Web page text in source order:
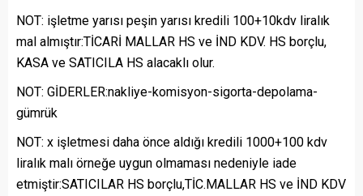
NOT: işletme yarısı peşin yarısı kredili 100+10kdv liralık
mal almıştır:TİCARİ MALLAR HS ve İND KDV. HS borçlu,
KASA ve SATICILA HS alacaklı olur.
NOT: GİDERLER:nakliye-komisyon-sigorta-depolama-
gümrük
NOT: x işletmesi daha önce aldığı kredili 1000+100 kdv
liralık malı örneğe uygun olmaması nedeniyle iade
etmiştir:SATICILAR HS borçlu,TİC.MALLAR HS ve İND KDV